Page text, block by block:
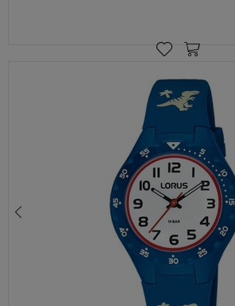
Twoje dane przechowujemy do czasu
Przysługuje Ci prawo dostępu do
otrzymania ich kopii, prawo do
(poprawiania) swoich danych, prawo do
danych (jeżeli Twoim zdaniem nie ma
abyśmy przetwarzali Twoje dane,
abyśmy je usunęli), prawo do
przetwarzania danych (możesz zażądać,
ograniczyli przetwarzanie Twoich
wyłącznie do ich przechowywania lub
uzgodnionych z Tobą działań, jeżeli
mamy nieprawidłowe dane na Twój
przetwarzamy je bezpodstawnie),
sprzeciwu wobec przetwarzania danych,
przenoszenia danych, prawo do
139,00 zł 107,00 zł